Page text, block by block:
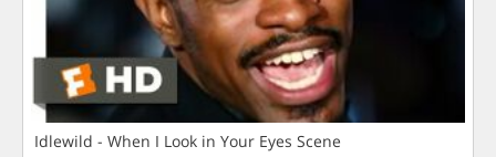
Idlewild - When I Look in Your Eyes Scene